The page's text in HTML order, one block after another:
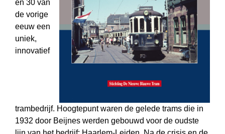
en 30 van
de vorige
eeuw een
uniek,
innovatief
trambedrijf. Hoogtepunt waren de gelede trams die in
1932 door Beijnes werden gebouwd voor de oudste